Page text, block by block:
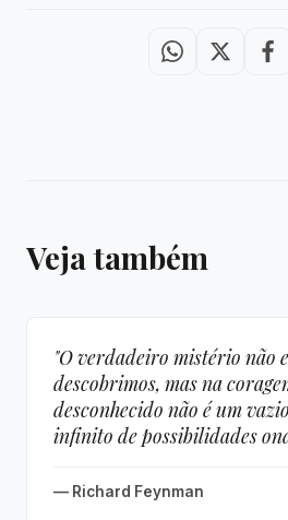
Veja também
"O verdadeiro mistério não
descobrimos, mas na
desconhecido não é um
infinito de possibilidades
— Richard Feynman